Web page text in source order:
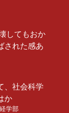
してもおか
された感あ
、社会科学
か
学部